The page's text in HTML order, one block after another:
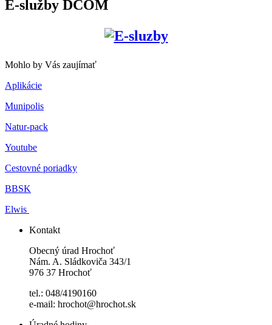
E-služby DCOM
Mohlo by Vás zaujímať
Aplikácie
Munipolis
Natur-pack
Youtube
Cestovné poriadky
BBSK
Elwis
Kontakt
Obecný úrad Hrochoť
Nám. A. Sládkoviča 343/1
976 37 Hrochoť
tel.: 048/4190160
e-mail: hrochot@hrochot.sk